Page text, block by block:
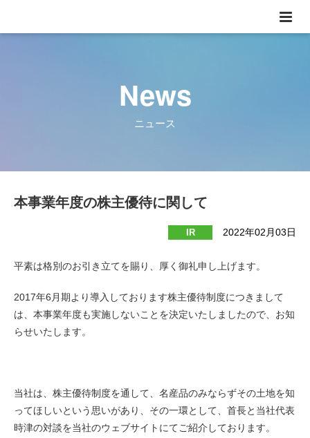
News
ニュース
本事業年度の株主優待に関して
IR 2022年02月03日
平素は格別のお引き立てを賜り、厚く御礼申し上げます。
2017年6月期より導入しております株主優待制度につきまして
は、本事業年度も実施しないことを決定いたしましたので、お知
らせいたします。
当社は、株主優待制度を通して、名産品のみならずその土地を知
ってほしいという思いがあり、その一環として、首長と当社代表
時津の対談を当社のウェブサイトにてご紹介しております。